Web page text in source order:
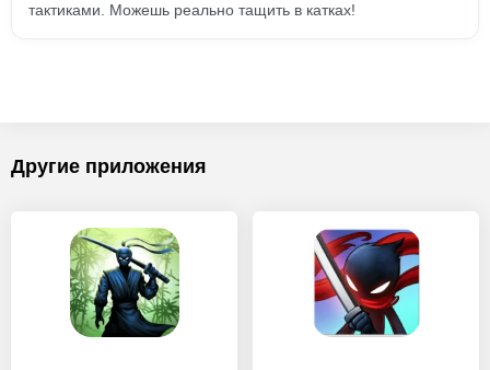
тактиками. Можешь реально тащить в катках!
Другие приложения